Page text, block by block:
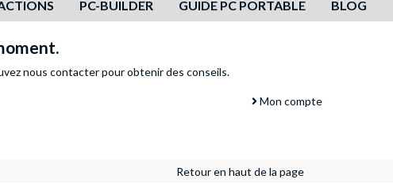
PC-BUILDER GUIDE PC PORTABLE BLOG
nous contacterpour obtenir des conseils.
Mon compte
Retour en haut de la page